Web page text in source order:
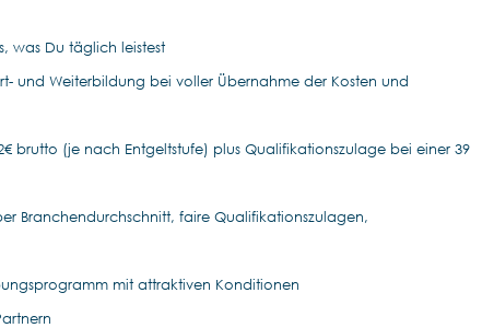
was Du täglich leistest
und Weiterbildung bei voller Übernahme der Kosten und
brutto (je nach Entgeltstufe) plus Qualifikationszulage bei einer 39
Branchendurchschnitt, faire Qualifikationszulagen,
mit attraktiven Konditionen